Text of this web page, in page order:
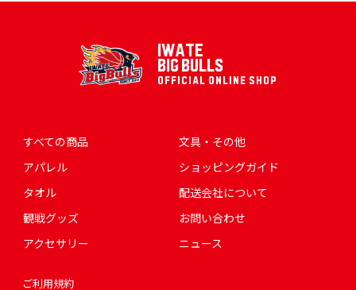
IWATE
BIG BULLS
OFFICIAL ONLINE SHOP
すべての商品
アパレル
タオル
観戦グッズ
アクセサリー
文具・その他
ショッピングガイド
配送会社について
お問い合わせ
ニュース
ご利用規約